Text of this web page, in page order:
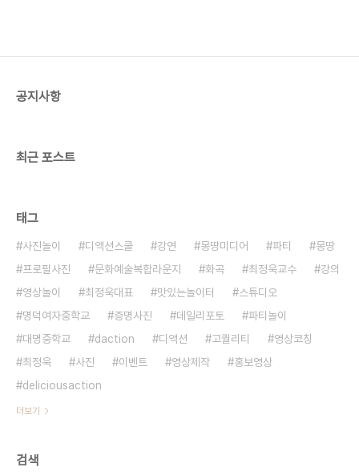
공지사항
최근 포스트
태그
사진놀이 디액션스쿨 강연 몽땅미디어 파티
몽땅
프로필사진
문화예술복합라운지 화곡 최정욱교수
강의
영상놀이
최정욱대표 맛있는놀이터
스튜디오
명덕여자중학교
증명사진 데일리포토
파티놀이
대명중학교
daction 디액션 고퀄리티
영상코칭
최정욱
사진 이벤트 영상제작
홍보영상
deliciousaction
더보기
검색